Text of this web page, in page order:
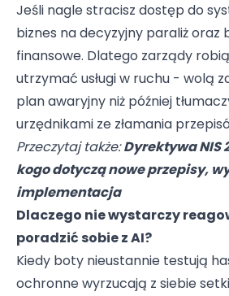
Jeśli nagle stracisz dostęp do
biznes na decyzyjny paraliż oraz
finansowe. Dlatego zarządy
utrzymać usługi w ruchu - wolą
plan awaryjny niż później
urzędnikami ze złamania
Przeczytaj także: Dyrektywa NIS
kogo dotyczą nowe przepisy,
implementacja
Dlaczego nie wystarczy
poradzić sobie z AI?
Kiedy boty nieustannie testują
ochronne wyrzucają z siebie